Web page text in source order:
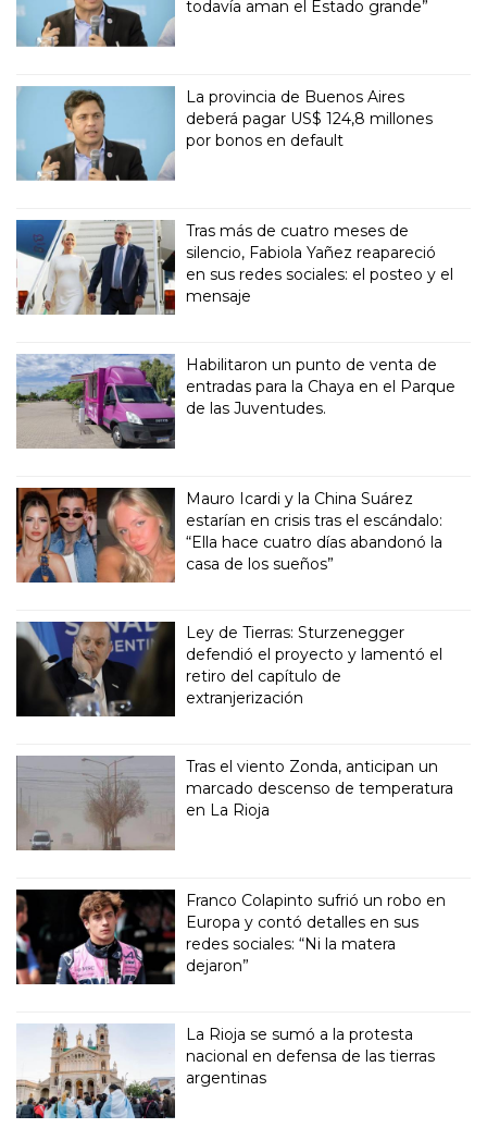
todavía aman el Estado grande”
La provincia de Buenos Aires
deberá pagar US$ 124,8 millones
por bonos en default
Tras más de cuatro meses de
silencio, Fabiola Yañez reapareció
en sus redes sociales: el posteo y el
mensaje
Habilitaron un punto de venta de
entradas para la Chaya en el Parque
de las Juventudes.
Mauro Icardi y la China Suárez
estarían en crisis tras el escándalo:
“Ella hace cuatro días abandonó la
casa de los sueños”
Ley de Tierras: Sturzenegger
defendió el proyecto y lamentó el
retiro del capítulo de
extranjerización
Tras el viento Zonda, anticipan un
marcado descenso de temperatura
en La Rioja
Franco Colapinto sufrió un robo en
Europa y contó detalles en sus
redes sociales: “Ni la matera
dejaron”
La Rioja se sumó a la protesta
nacional en defensa de las tierras
argentinas